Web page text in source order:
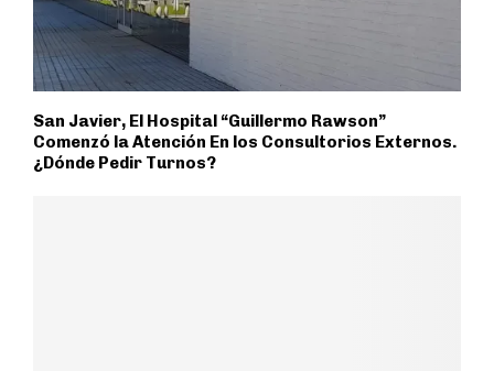
San Javier, El Hospital “Guillermo Rawson”
Comenzó la Atención En los Consultorios Externos.
¿Dónde Pedir Turnos?